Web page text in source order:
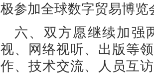
极参加全球数字贸易博览
六、双方愿继续加强
视、网络视听、出版等
作、技术交流、人员互